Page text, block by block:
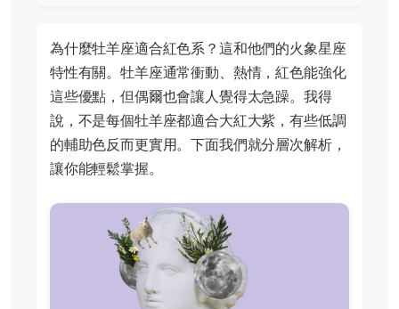
為什麼牡羊座適合紅色系？這和他們的火象星座
特性有關。牡羊座通常衝動、熱情，紅色能強化
這些優點，但偶爾也會讓人覺得太急躁。我得
說，不是每個牡羊座都適合大紅大紫，有些低調
的輔助色反而更實用。下面我們就分層次解析，
讓你能輕鬆掌握。